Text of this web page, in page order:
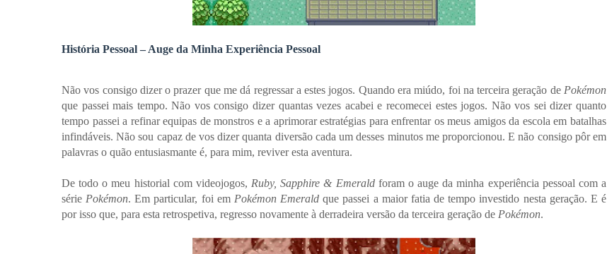
História Pessoal – Auge da Minha Experiência Pessoal
Não vos consigo dizer o prazer que me dá regressar a estes jogos. Quando era miúdo, foi na terceira geração de Pokémon
que passei mais tempo. Não vos consigo dizer quantas vezes acabei e recomecei estes jogos. Não vos sei dizer quanto
tempo passei a refinar equipas de monstros e a aprimorar estratégias para enfrentar os meus amigos da escola em batalhas
infindáveis. Não sou capaz de vos dizer quanta diversão cada um desses minutos me proporcionou. E não consigo pôr em
palavras o quão entusiasmante é, para mim, reviver esta aventura.
De todo o meu historial com videojogos, Ruby, Sapphire & Emeraldforam o auge da minha experiência pessoal com a
série Pokémon. Em particular, foi em Pokémon Emerald que passei a maior fatia de tempo investido nesta geração. E é
por isso que, para esta retrospetiva, regresso novamente à derradeira versão da terceira geração de Pokémon.